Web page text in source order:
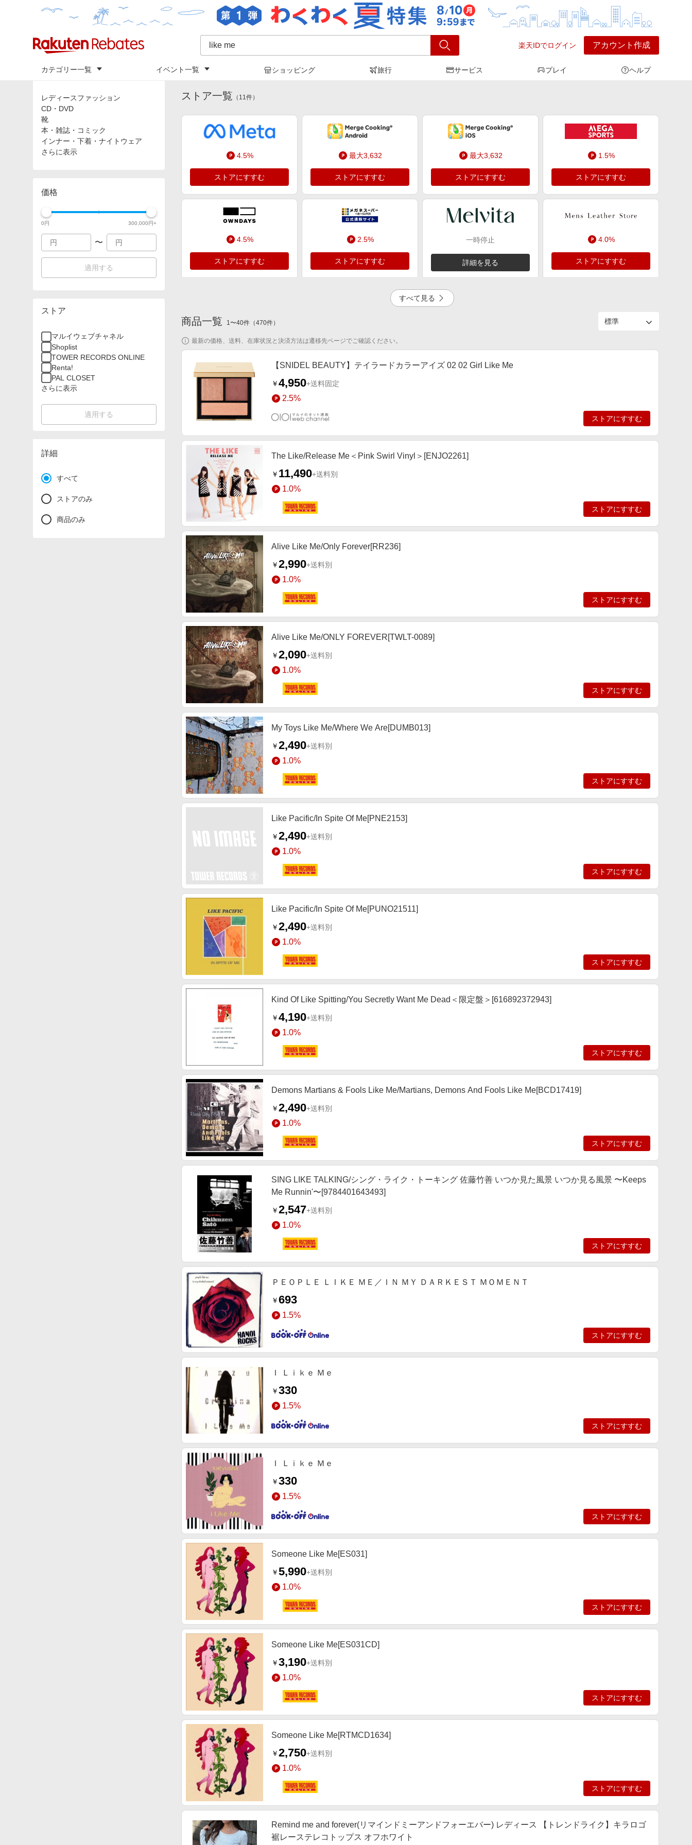
楽天IDでログイン アカウント作成
カテゴリー一覧 イベント一覧 ショッピング 旅行 サービス プレイ ヘルプ
カテゴリ
レディースファッション
CD・DVD
靴
本・雑誌・コミック
インナー・下着・ナイトウェア
さらに表示
価格
0円 300,000円+
〜
適用する
ストア
マルイウェブチャネル
Shoplist
TOWER RECORDS ONLINE
Renta!
PAL CLOSET
さらに表示
適用する
詳細
すべて
ストアのみ
商品のみ
トップ 」の検索結果
ストア一覧 （ 11件）
4.5%
ストアにすすむ
最大3,632
ストアにすすむ
最大3,632
ストアにすすむ
1.5%
ストアにすすむ
4.5%
ストアにすすむ
2.5%
ストアにすすむ
一時停止
詳細を見る
4.0%
ストアにすすむ
4.0%
ストアにすすむ
すべて見る
商品一覧 1〜40件 （470件）
最新の価格、送料、在庫状況と決済方法は遷移先ページでご確認ください。
【SNIDEL BEAUTY】テイラードカラーアイズ 02 02 Girl Like Me
￥4,950+送料固定
2.5%
ストアにすすむ
The Like/Release Me＜Pink Swirl Vinyl＞[ENJO2261]
￥ 11,490+送料別
1.0%
ストアにすすむ
Alive Like Me/Only Forever[RR236]
￥2,990+送料別
1.0%
ストアにすすむ
Alive Like Me/ONLY FOREVER[TWLT-0089]
￥2,090+送料別
1.0%
ストアにすすむ
My Toys Like Me/Where We Are[DUMB013]
￥2,490+送料別
1.0%
ストアにすすむ
Like Pacific/In Spite Of Me[PNE2153]
￥2,490+送料別
1.0%
ストアにすすむ
Like Pacific/In Spite Of Me[PUNO21511]
￥2,490+送料別
1.0%
ストアにすすむ
Kind Of Like Spitting/You Secretly Want Me Dead＜限定盤＞[616892372943]
￥4,190+送料別
1.0%
ストアにすすむ
Demons Martians & Fools Like Me/Martians, Demons And Fools Like Me[BCD17419]
￥2,490+送料別
1.0%
ストアにすすむ
SING LIKE TALKING/シング・ライク・トーキング 佐藤竹善 いつか見た風景 いつか見る風景 〜Keeps
Me Runnin'〜[9784401643493]
￥2,547+送料別
1.0%
ストアにすすむ
ＰＥＯＰＬＥ ＬＩＫＥ ＭＥ／ＩＮ ＭＹ ＤＡＲＫＥＳＴ ＭＯＭＥＮＴ
￥693
1.5%
ストアにすすむ
Ｉ Ｌｉｋｅ Ｍｅ
￥330
1.5%
ストアにすすむ
Ｉ Ｌｉｋｅ Ｍｅ
￥330
1.5%
ストアにすすむ
Someone Like Me[ES031]
￥5,990+送料別
1.0%
ストアにすすむ
Someone Like Me[ES031CD]
￥3,190+送料別
1.0%
ストアにすすむ
Someone Like Me[RTMCD1634]
￥2,750+送料別
1.0%
ストアにすすむ
Remind me and forever(リマインドミーアンドフォーエバー) レディース 【トレンドライク】キラロゴ
裾レーステレコトップス オフホワイト